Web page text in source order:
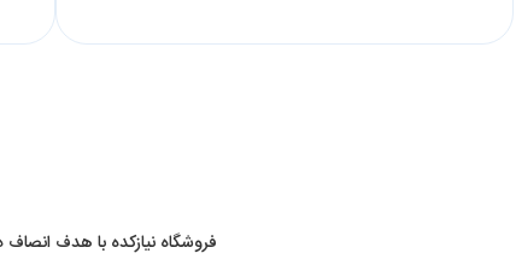
فروشگاه نیازکده با هدف انصاف